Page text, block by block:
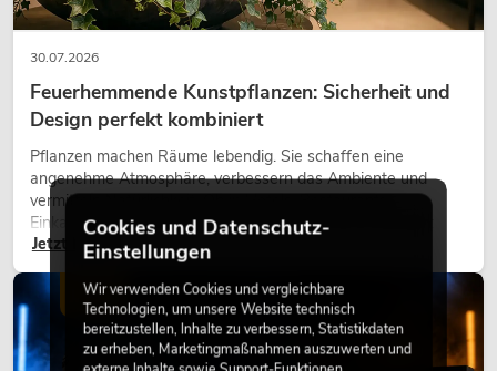
30.07.2026
Feuerhemmende Kunstpflanzen: Sicherheit und
Design perfekt kombiniert
Pflanzen machen Räume lebendig. Sie schaffen eine
angenehme Atmosphäre, verbessern das Ambiente und
vermitteln Natürlichkeit. Ob in Hotels, Restaurants,
Einkaufszentren, Bürogebäuden oder auf Messeständen:
eine hochwertige Begrünung gehört heute längst zum
modernen Raumkonzept.
Jetzt lesen
LICHT
Cookies und Datenschutz-
Einstellungen
Wir verwenden Cookies und vergleichbare
Technologien, um unsere Website technisch
bereitzustellen, Inhalte zu verbessern, Statistikdaten
zu erheben, Marketingmaßnahmen auszuwerten und